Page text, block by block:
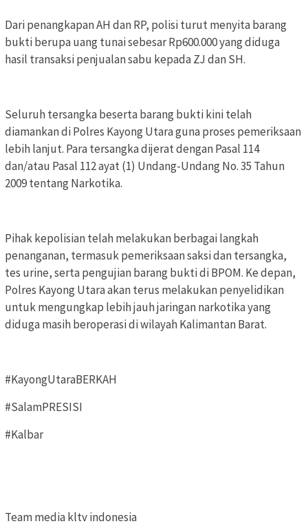
Dari penangkapan AH dan RP, polisi turut menyita barang
bukti berupa uang tunai sebesar Rp600.000 yang diduga
hasil transaksi penjualan sabu kepada ZJ dan SH.
Seluruh tersangka beserta barang bukti kini telah
diamankan di Polres Kayong Utara guna proses pemeriksaan
lebih lanjut. Para tersangka dijerat dengan Pasal 114
dan/atau Pasal 112 ayat (1) Undang-Undang No. 35 Tahun
2009 tentang Narkotika.
Pihak kepolisian telah melakukan berbagai langkah
penanganan, termasuk pemeriksaan saksi dan tersangka,
tes urine, serta pengujian barang bukti di BPOM. Ke depan,
Polres Kayong Utara akan terus melakukan penyelidikan
untuk mengungkap lebih jauh jaringan narkotika yang
diduga masih beroperasi di wilayah Kalimantan Barat.
#KayongUtaraBERKAH
#SalamPRESISI
#Kalbar
Team media kltv indonesia